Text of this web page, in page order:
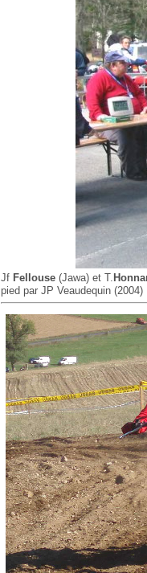
Jf Fellouse (Jawa) et T.
pied par JP Veaudequin (2004)